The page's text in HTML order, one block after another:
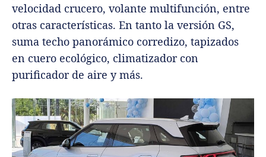
velocidad crucero, volante multifunción, entre
otras características. En tanto la versión GS,
suma techo panorámico corredizo, tapizados
en cuero ecológico, climatizador con
purificador de aire y más.